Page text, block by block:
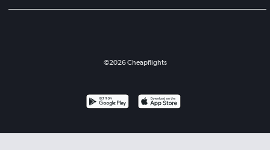
©2026Cheapflights